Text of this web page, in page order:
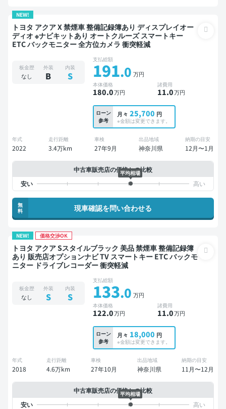
NEW!
トヨタ アクア X 禁煙車 整備記録簿あり ディスプレイオー
ディオ ※ナビキットあり オートクルーズ スマートキー
ETC バックモニター 全方位カメラ 衝突軽減
板金歴
なし
外装
B
内装
S
支払総額
191.0 万円
本体価格
180.0万円
諸費用
11.0万円
ローン
参考
月々 25,700 円
※金額は変更できます。
年式
2022
走行距離
3.4万km
車検
27年9月
出品地域
神奈川県
納期の目安
12月〜1月
中古車販売店の価格との比較
平均相場
無
料
現車確認を問い合わせる
NEW! 価格交渉OK
トヨタ アクア Sスタイルブラック 美品 禁煙車 整備記録簿
あり 販売店オプションナビ TV スマートキー ETC バックモ
ニター ドライブレコーダー 衝突軽減
板金歴
なし
外装
S
内装
S
支払総額
133.0 万円
本体価格
122.0万円
諸費用
11.0万円
ローン
参考
月々 18,000 円
※金額は変更できます。
年式
2018
走行距離
4.6万km
車検
27年10月
出品地域
神奈川県
納期の目安
11月〜12月
中古車販売店の価格との比較
平均相場